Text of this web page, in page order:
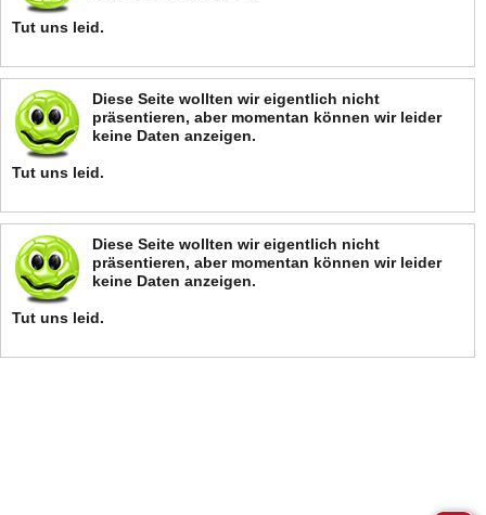
Tut uns leid.
Diese Seite wollten wir eigentlich nicht
präsentieren, aber momentan können wir leider
keine Daten anzeigen.
Tut uns leid.
Diese Seite wollten wir eigentlich nicht
präsentieren, aber momentan können wir leider
keine Daten anzeigen.
Tut uns leid.